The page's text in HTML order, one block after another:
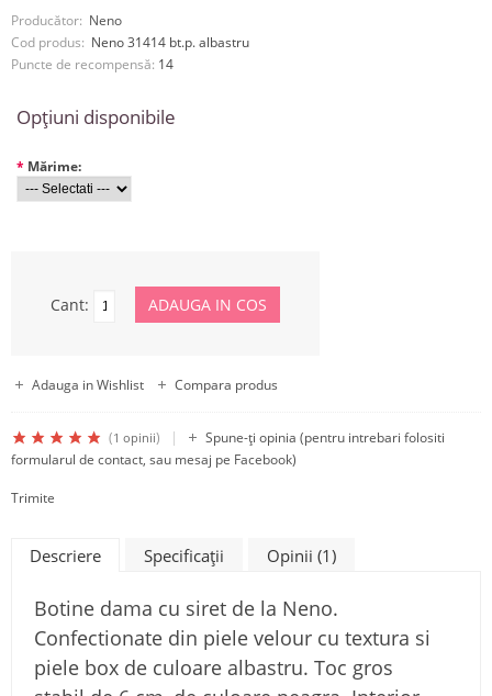
Producător: Neno
Cod produs: Neno 31414 bt.p. albastru
Puncte de recompensă: 14
Opţiuni disponibile
* Mărime:
Cant:
Adauga in Wishlist Compara produs
(1 opinii) |
Spune-ţi opinia (pentru intrebari folositi
formularul de contact, sau mesaj pe Facebook)
Trimite
Descriere Specificaţii Opinii (1)
Botine dama cu siret de la Neno.
Confectionate din piele velour cu textura si
piele box de culoare albastru. Toc gros